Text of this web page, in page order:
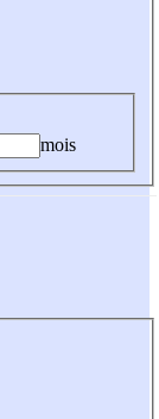
mois